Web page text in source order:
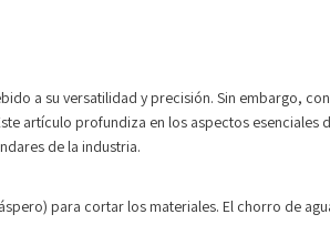
a su versatilidad y precisión. Sin embargo,
artículo profundiza en los aspectos esenciales
de la industria.
para cortar los materiales. El chorro de